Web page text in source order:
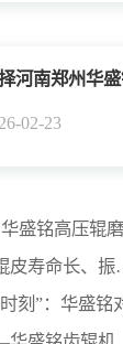
02-23
磨机轻松应对鹅卵石制砂
足水泥熟料24小时连续粉磨
机如何坐稳高纯砂生产C